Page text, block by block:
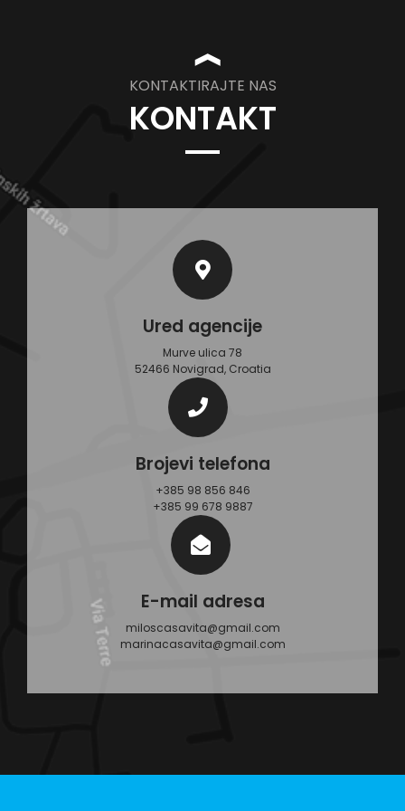
❱
KONTAKTIRAJTE NAS
KONTAKT
Ured agencije
Murve ulica 78
52466 Novigrad, Croatia
Brojevi telefona
+385 98 856 846
+385 99 678 9887
E-mail adresa
miloscasavita@gmail.com
marinacasavita@gmail.com